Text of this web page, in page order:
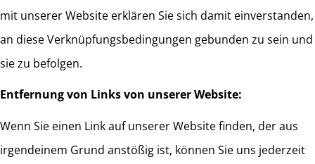
mit unserer Website erklären Sie sich damit einverstanden,
an diese Verknüpfungsbedingungen gebunden zu sein und
sie zu befolgen.
Entfernung von Links von unserer Website:
Wenn Sie einen Link auf unserer Website finden, der aus
irgendeinem Grund anstößig ist, können Sie uns jederzeit